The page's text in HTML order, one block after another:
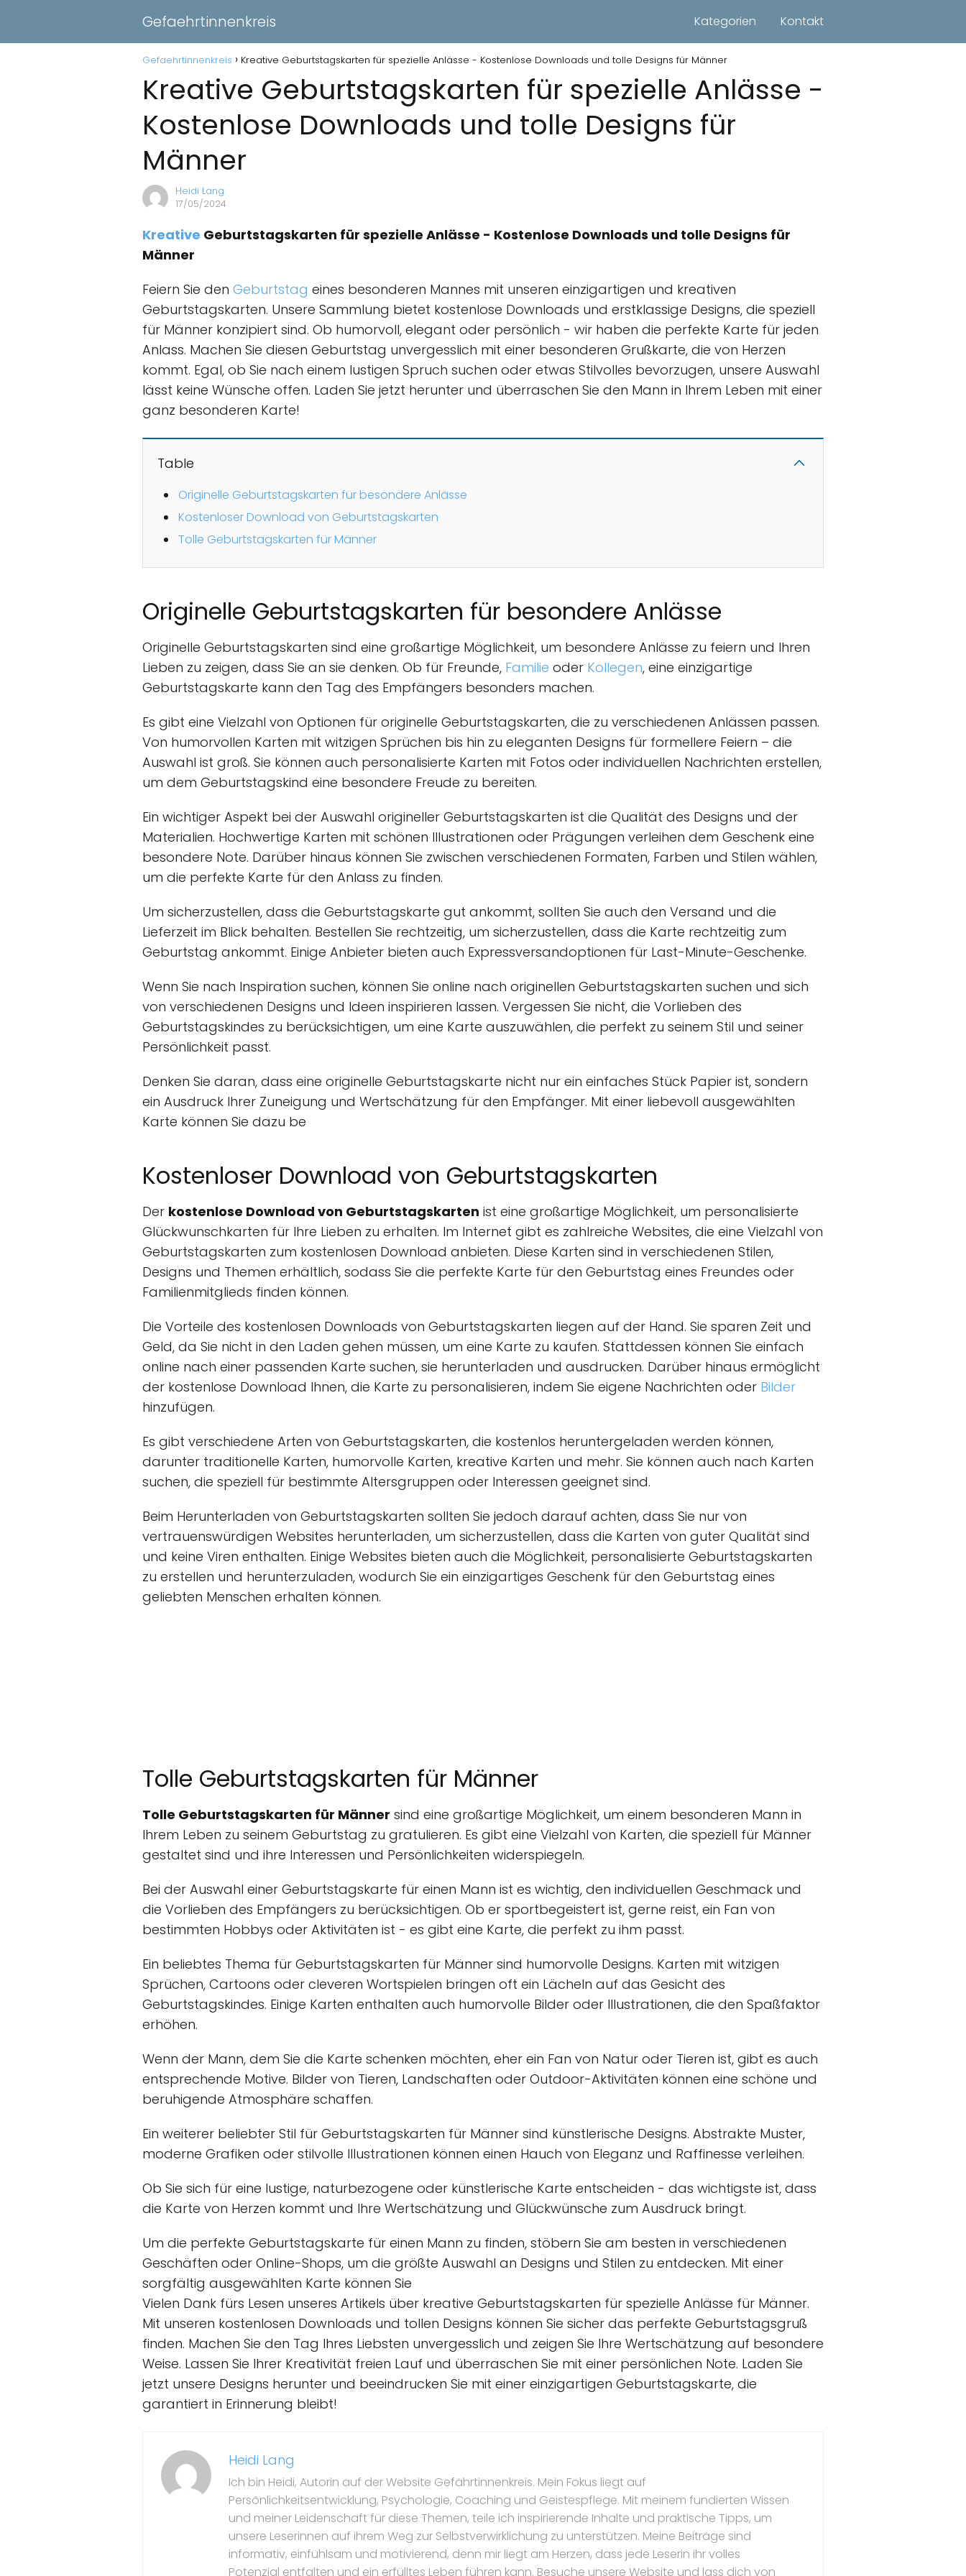
Gefaehrtinnenkreis Kategorien Kontakt
Gefaehrtinnenkreis Kreative Geburtstagskarten für spezielle Anlässe - Kostenlose Downloads und tolle Designs für Männer
Kreative Geburtstagskarten für spezielle Anlässe -
Kostenlose Downloads und tolle Designs für
Männer
Heidi Lang
17/05/2024
Kreative Geburtstagskarten für spezielle Anlässe - Kostenlose Downloads und tolle Designs für
Männer
Feiern Sie den Geburtstag eines besonderen Mannes mit unseren einzigartigen und kreativen
Geburtstagskarten. Unsere Sammlung bietet kostenlose Downloads und erstklassige Designs, die speziell
für Männer konzipiert sind. Ob humorvoll, elegant oder persönlich - wir haben die perfekte Karte für jeden
Anlass. Machen Sie diesen Geburtstag unvergesslich mit einer besonderen Grußkarte, die von Herzen
kommt. Egal, ob Sie nach einem lustigen Spruch suchen oder etwas Stilvolles bevorzugen, unsere Auswahl
lässt keine Wünsche offen. Laden Sie jetzt herunter und überraschen Sie den Mann in Ihrem Leben mit einer
ganz besonderen Karte!
Table
Originelle Geburtstagskarten für besondere Anlässe
Kostenloser Download von Geburtstagskarten
Tolle Geburtstagskarten für Männer
Originelle Geburtstagskarten für besondere Anlässe
Originelle Geburtstagskarten sind eine großartige Möglichkeit, um besondere Anlässe zu feiern und Ihren
Lieben zu zeigen, dass Sie an sie denken. Ob für Freunde, Familie oder Kollegen, eine einzigartige
Geburtstagskarte kann den Tag des Empfängers besonders machen.
Es gibt eine Vielzahl von Optionen für originelle Geburtstagskarten, die zu verschiedenen Anlässen passen.
Von humorvollen Karten mit witzigen Sprüchen bis hin zu eleganten Designs für formellere Feiern – die
Auswahl ist groß. Sie können auch personalisierte Karten mit Fotos oder individuellen Nachrichten erstellen,
um dem Geburtstagskind eine besondere Freude zu bereiten.
Ein wichtiger Aspekt bei der Auswahl origineller Geburtstagskarten ist die Qualität des Designs und der
Materialien. Hochwertige Karten mit schönen Illustrationen oder Prägungen verleihen dem Geschenk eine
besondere Note. Darüber hinaus können Sie zwischen verschiedenen Formaten, Farben und Stilen wählen,
um die perfekte Karte für den Anlass zu finden.
Um sicherzustellen, dass die Geburtstagskarte gut ankommt, sollten Sie auch den Versand und die
Lieferzeit im Blick behalten. Bestellen Sie rechtzeitig, um sicherzustellen, dass die Karte rechtzeitig zum
Geburtstag ankommt. Einige Anbieter bieten auch Expressversandoptionen für Last-Minute-Geschenke.
Wenn Sie nach Inspiration suchen, können Sie online nach originellen Geburtstagskarten suchen und sich
von verschiedenen Designs und Ideen inspirieren lassen. Vergessen Sie nicht, die Vorlieben des
Geburtstagskindes zu berücksichtigen, um eine Karte auszuwählen, die perfekt zu seinem Stil und seiner
Persönlichkeit passt.
Denken Sie daran, dass eine originelle Geburtstagskarte nicht nur ein einfaches Stück Papier ist, sondern
ein Ausdruck Ihrer Zuneigung und Wertschätzung für den Empfänger. Mit einer liebevoll ausgewählten
Karte können Sie dazu be
Kostenloser Download von Geburtstagskarten
Der kostenlose Download von Geburtstagskarten ist eine großartige Möglichkeit, um personalisierte
Glückwunschkarten für Ihre Lieben zu erhalten. Im Internet gibt es zahlreiche Websites, die eine Vielzahl von
Geburtstagskarten zum kostenlosen Download anbieten. Diese Karten sind in verschiedenen Stilen,
Designs und Themen erhältlich, sodass Sie die perfekte Karte für den Geburtstag eines Freundes oder
Familienmitglieds finden können.
Die Vorteile des kostenlosen Downloads von Geburtstagskarten liegen auf der Hand. Sie sparen Zeit und
Geld, da Sie nicht in den Laden gehen müssen, um eine Karte zu kaufen. Stattdessen können Sie einfach
online nach einer passenden Karte suchen, sie herunterladen und ausdrucken. Darüber hinaus ermöglicht
der kostenlose Download Ihnen, die Karte zu personalisieren, indem Sie eigene Nachrichten oder Bilder
hinzufügen.
Es gibt verschiedene Arten von Geburtstagskarten, die kostenlos heruntergeladen werden können,
darunter traditionelle Karten, humorvolle Karten, kreative Karten und mehr. Sie können auch nach Karten
suchen, die speziell für bestimmte Altersgruppen oder Interessen geeignet sind.
Beim Herunterladen von Geburtstagskarten sollten Sie jedoch darauf achten, dass Sie nur von
vertrauenswürdigen Websites herunterladen, um sicherzustellen, dass die Karten von guter Qualität sind
und keine Viren enthalten. Einige Websites bieten auch die Möglichkeit, personalisierte Geburtstagskarten
zu erstellen und herunterzuladen, wodurch Sie ein einzigartiges Geschenk für den Geburtstag eines
geliebten Menschen erhalten können.
Tolle Geburtstagskarten für Männer
Tolle Geburtstagskarten für Männer sind eine großartige Möglichkeit, um einem besonderen Mann in
Ihrem Leben zu seinem Geburtstag zu gratulieren. Es gibt eine Vielzahl von Karten, die speziell für Männer
gestaltet sind und ihre Interessen und Persönlichkeiten widerspiegeln.
Bei der Auswahl einer Geburtstagskarte für einen Mann ist es wichtig, den individuellen Geschmack und
die Vorlieben des Empfängers zu berücksichtigen. Ob er sportbegeistert ist, gerne reist, ein Fan von
bestimmten Hobbys oder Aktivitäten ist - es gibt eine Karte, die perfekt zu ihm passt.
Ein beliebtes Thema für Geburtstagskarten für Männer sind humorvolle Designs. Karten mit witzigen
Sprüchen, Cartoons oder cleveren Wortspielen bringen oft ein Lächeln auf das Gesicht des
Geburtstagskindes. Einige Karten enthalten auch humorvolle Bilder oder Illustrationen, die den Spaßfaktor
erhöhen.
Wenn der Mann, dem Sie die Karte schenken möchten, eher ein Fan von Natur oder Tieren ist, gibt es auch
entsprechende Motive. Bilder von Tieren, Landschaften oder Outdoor-Aktivitäten können eine schöne und
beruhigende Atmosphäre schaffen.
Ein weiterer beliebter Stil für Geburtstagskarten für Männer sind künstlerische Designs. Abstrakte Muster,
moderne Grafiken oder stilvolle Illustrationen können einen Hauch von Eleganz und Raffinesse verleihen.
Ob Sie sich für eine lustige, naturbezogene oder künstlerische Karte entscheiden - das wichtigste ist, dass
die Karte von Herzen kommt und Ihre Wertschätzung und Glückwünsche zum Ausdruck bringt.
Um die perfekte Geburtstagskarte für einen Mann zu finden, stöbern Sie am besten in verschiedenen
Geschäften oder Online-Shops, um die größte Auswahl an Designs und Stilen zu entdecken. Mit einer
sorgfältig ausgewählten Karte können Sie
Vielen Dank fürs Lesen unseres Artikels über kreative Geburtstagskarten für spezielle Anlässe für Männer.
Mit unseren kostenlosen Downloads und tollen Designs können Sie sicher das perfekte Geburtstagsgruß
finden. Machen Sie den Tag Ihres Liebsten unvergesslich und zeigen Sie Ihre Wertschätzung auf besondere
Weise. Lassen Sie Ihrer Kreativität freien Lauf und überraschen Sie mit einer persönlichen Note. Laden Sie
jetzt unsere Designs herunter und beeindrucken Sie mit einer einzigartigen Geburtstagskarte, die
garantiert in Erinnerung bleibt!
Heidi Lang
Ich bin Heidi, Autorin auf der Website Gefährtinnenkreis. Mein Fokus liegt auf
Persönlichkeitsentwicklung, Psychologie, Coaching und Geistespflege. Mit meinem fundierten Wissen
und meiner Leidenschaft für diese Themen, teile ich inspirierende Inhalte und praktische Tipps, um
unsere Leserinnen auf ihrem Weg zur Selbstverwirklichung zu unterstützen. Meine Beiträge sind
informativ, einfühlsam und motivierend, denn mir liegt am Herzen, dass jede Leserin ihr volles
Potenzial entfalten und ein erfülltes Leben führen kann. Besuche unsere Website und lass dich von